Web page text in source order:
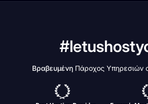
Βραβευμένη Πάροχος Υπηρεσιών